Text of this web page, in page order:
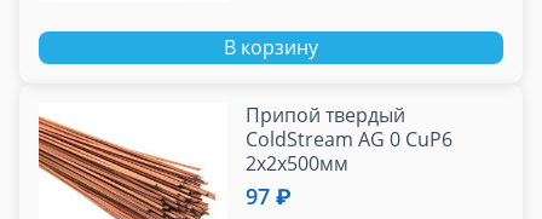
В корзину
Припой твердый
ColdStream AG 0 CuP6
2х2х500мм
97 ₽